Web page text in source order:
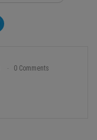
0 Comments